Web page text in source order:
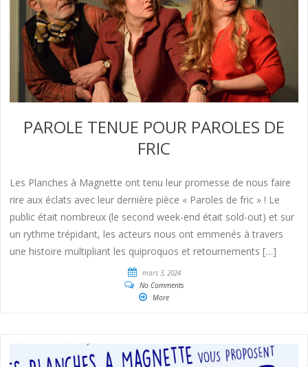
PAROLE TENUE POUR PAROLES DE
FRIC
Les Planches à Magnette ont tenu leur promesse de nous faire
rire aux éclats avec leur dernière pièce « Paroles de fric » ! Le
public était nombreux (le second week-end était sold-out) et sur
un rythme trépidant, les acteurs nous ont emmenés à travers
une histoire multipliant les quiproquos et retournements […]
mars 3, 2024
No Comments
More